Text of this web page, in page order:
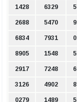
1428 6329
2688 5470
6834 7931
8905 1548
2917 7248
3126 4902
0279 1489